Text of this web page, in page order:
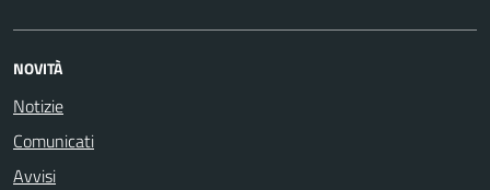
NOVITÀ
Notizie
Comunicati
Avvisi